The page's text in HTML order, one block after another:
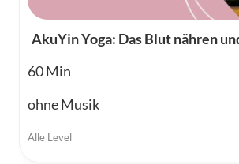
AkuYin Yoga: Das Blut nähren
60
ohne Musik
Alle Level